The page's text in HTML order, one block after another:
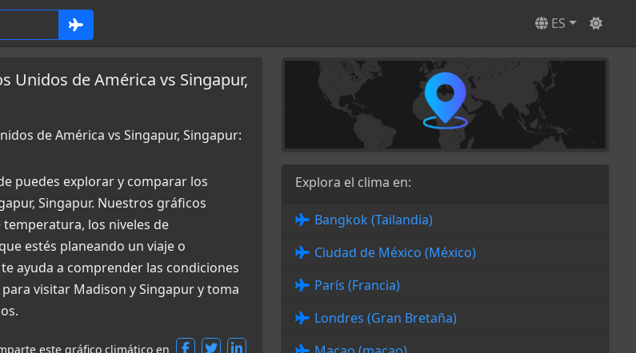
ES
Unidos de América vs Singapur,
de América vs Singapur, Singapur:
puedes explorar y comparar los
Singapur. Nuestros gráficos
los niveles de
estés planeando un viaje o
ayuda a comprender las condiciones
visitar Madison y Singapur y toma
este gráfico climático en
Explora el clima en:
Bangkok (Tailandia)
Ciudad de México (México)
París (Francia)
Londres (Gran Bretaña)